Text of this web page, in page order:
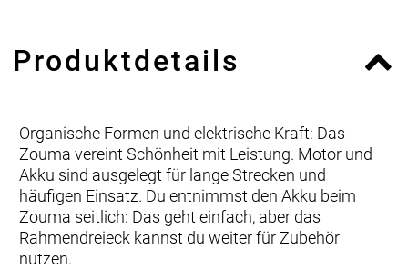
Produktdetails
Organische Formen und elektrische Kraft: Das
Zouma vereint Schönheit mit Leistung. Motor und
Akku sind ausgelegt für lange Strecken und
häufigen Einsatz. Du entnimmst den Akku beim
Zouma seitlich: Das geht einfach, aber das
Rahmendreieck kannst du weiter für Zubehör
nutzen.